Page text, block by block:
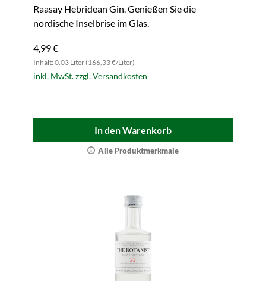
Raasay Hebridean Gin. Genießen Sie die
nordische Inselbrise im Glas.
4,99 €
Inhalt: 0.03 Liter (166,33 €/Liter)
inkl. MwSt. zzgl. Versandkosten
In den Warenkorb
Alle Produktmerkmale